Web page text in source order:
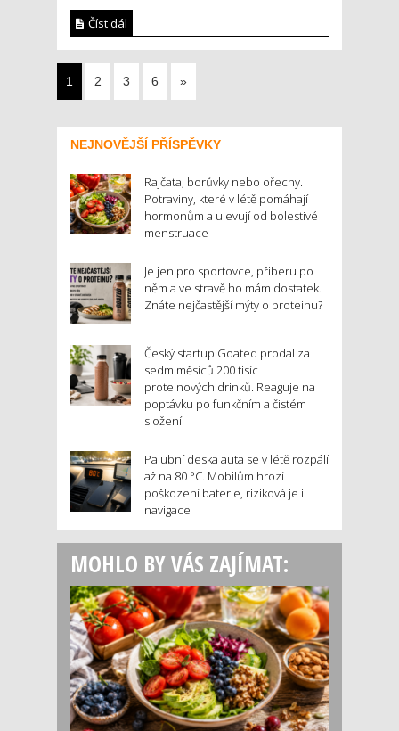
Číst dál
1 2 3 6 »
NEJNOVĚJŠÍ PŘÍSPĚVKY
Rajčata, borůvky nebo ořechy.
Potraviny, které v létě pomáhají
hormonům a ulevují od bolestivé
menstruace
Je jen pro sportovce, přiberu po
něm a ve stravě ho mám dostatek.
Znáte nejčastější mýty o proteinu?
Český startup Goated prodal za
sedm měsíců 200 tisíc
proteinových drinků. Reaguje na
poptávku po funkčním a čistém
složení
Palubní deska auta se v létě rozpálí
až na 80 °C. Mobilům hrozí
poškození baterie, riziková je i
navigace
MOHLO BY VÁS ZAJÍMAT: